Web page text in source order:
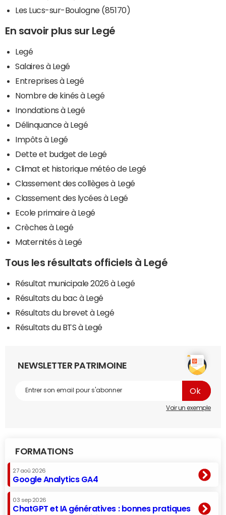
Les Lucs-sur-Boulogne (85170)
En savoir plus sur Legé
Legé
Salaires à Legé
Entreprises à Legé
Nombre de kinés à Legé
Inondations à Legé
Délinquance à Legé
Impôts à Legé
Dette et budget de Legé
Climat et historique météo de Legé
Classement des collèges à Legé
Classement des lycées à Legé
Ecole primaire à Legé
Crèches à Legé
Maternités à Legé
Tous les résultats officiels à Legé
Résultat municipale 2026 à Legé
Résultats du bac à Legé
Résultats du brevet à Legé
Résultats du BTS à Legé
NEWSLETTER PATRIMOINE
Voir un exemple
FORMATIONS
27 aoû 2026
Google Analytics GA4
03 sep 2026
ChatGPT et IA génératives : bonnes pratiques